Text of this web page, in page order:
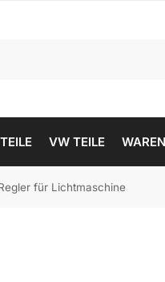
VW TEILE
für Lichtmaschine